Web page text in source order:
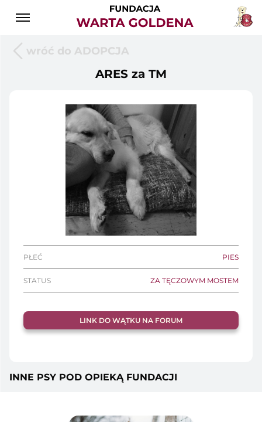
wróć do ADOPCJA
ARES za TM
PŁEĆ PIES
STATUS ZA TĘCZOWYM MOSTEM
LINK DO WĄTKU NA FORUM
INNE PSY POD OPIEKĄ FUNDACJI